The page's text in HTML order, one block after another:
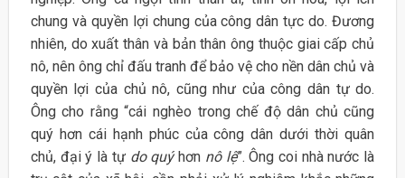
chung và quyền lợi chung của công dân tực do. Đương
nhiên, do xuất thân và bản thân ông thuộc giai cấp chủ
nô, nên ông chỉ đấu tranh để bảo vệ cho nền dân chủ và
quyền lợi của chủ nô, cũng như của công dân tự do.
Ông cho rằng “cái nghèo trong chế độ dân chủ cũng
quý hơn cái hạnh phúc của công dân dưới thời quân
chủ, đại ý là tự do quýhơn nô lệ”. Ông coi nhà nước là